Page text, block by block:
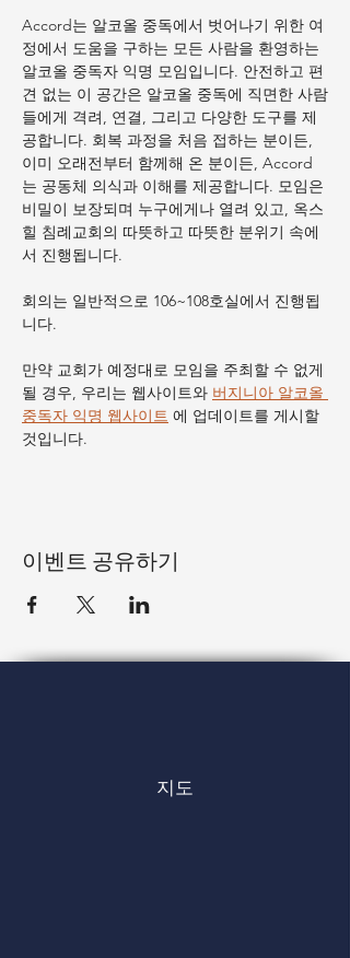
Accord는 알코올 중독에서 벗어나기 위한 여
정에서 도움을 구하는 모든 사람을 환영하는
알코올 중독자 익명 모임입니다. 안전하고 편
견 없는 이 공간은 알코올 중독에 직면한 사람
들에게 격려, 연결, 그리고 다양한 도구를 제
공합니다. 회복 과정을 처음 접하는 분이든,
이미 오래전부터 함께해 온 분이든, Accord
는 공동체 의식과 이해를 제공합니다. 모임은
비밀이 보장되며 누구에게나 열려 있고, 옥스
힐 침례교회의 따뜻하고 따뜻한 분위기 속에
서 진행됩니다.
회의는 일반적으로 106~108호실에서 진행됩
니다.
만약 교회가 예정대로 모임을 주최할 수 없게
될 경우, 우리는 웹사이트와 버지니아 알코올
중독자 익명 웹사이트 에 업데이트를 게시할
것입니다.
이벤트 공유하기
지도